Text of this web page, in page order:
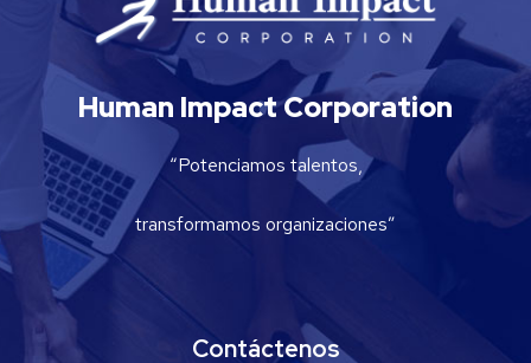
Human Impact Corporation
“Potenciamos talentos,
transformamos organizaciones”
Contáctenos